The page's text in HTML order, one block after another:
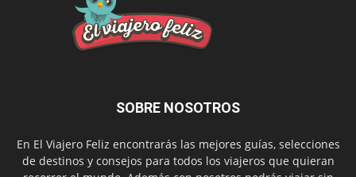
SOBRE NOSOTROS
En El Viajero Feliz encontrarás las mejores guías, selecciones
de destinos y consejos para todos los viajeros que quieran